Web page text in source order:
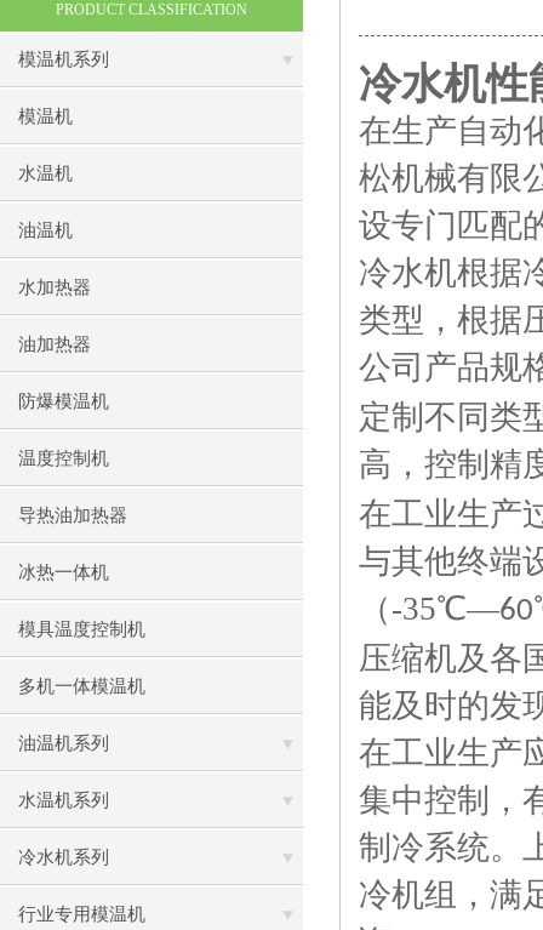
PRODUCT CLASSIFICATION
模温机系列
模温机
水温机
油温机
水加热器
油加热器
防爆模温机
温度控制机
导热油加热器
冰热一体机
模具温度控制机
多机一体模温机
油温机系列
水温机系列
冷水机系列
行业专用模温机
冷水机性
在生产自动
松机械有限
设专门匹配
冷水机根据
类型，根据
公司产品规
定制不同类
高 ，控制精
在工业生产
与其他终端
（-35℃—60
压缩机及各
能及时的发
在工业生产
集中控制，
制冷系统。
冷机组，满